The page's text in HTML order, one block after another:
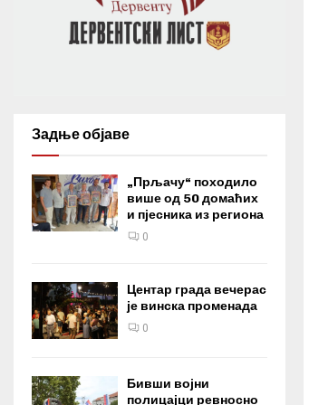
Задње објаве
„Прљачу“ походило
више од 50 домаћих
и пјесника из региона
0
Центар града вечерас
је винска променада
0
Бивши војни
полицајци ревносно